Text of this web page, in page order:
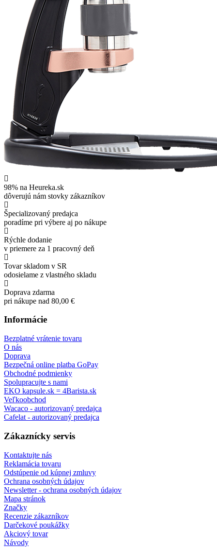
98% na Heureka.sk
dôverujú nám stovky zákazníkov
Špecializovaný predajca
poradíme pri výbere aj po nákupe
Rýchle dodanie
v priemere za 1 pracovný deň
Tovar skladom v SR
odosielame z vlastného skladu
Doprava zdarma
pri nákupe nad 80,00 €
Informácie
Bezplatné vrátenie tovaru
O nás
Doprava
Bezpečná online platba GoPay
Obchodné podmienky
Spolupracujte s nami
EKO kapsule.sk = 4Barista.sk
Veľkoobchod
Wacaco - autorizovaný predajca
Cafelat - autorizovaný predajca
Zákaznícky servis
Kontaktujte nás
Reklamácia tovaru
Odstúpenie od kúpnej zmluvy
Ochrana osobných údajov
Newsletter - ochrana osobných údajov
Mapa stránok
Značky
Recenzie zákazníkov
Darčekové poukážky
Akciový tovar
Návody